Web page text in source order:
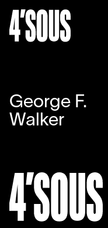
George F.
Walker